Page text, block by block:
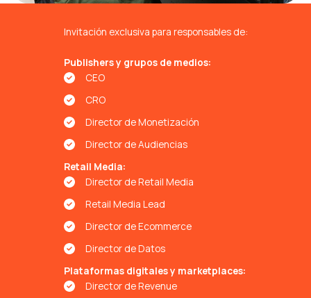
Invitación exclusiva para responsables de:
Publishers y grupos de medios:
CEO
CRO
Director de Monetización
Director de Audiencias
Retail Media:
Director de Retail Media
Retail Media Lead
Director de Ecommerce
Director de Datos
Plataformas digitales y marketplaces:
Director de Revenue